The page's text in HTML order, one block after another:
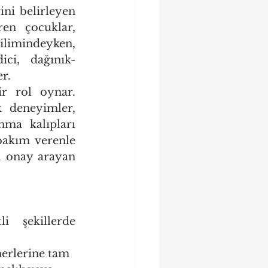
belirleyen
çocuklar,
dağınık-
rol oynar.
deneyimler,
kalıpları
verenle
onay arayan
şekillerde
tam